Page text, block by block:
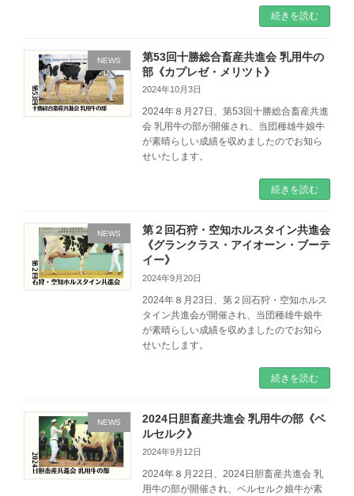
続きを読む
NEWS
第53回十勝総合畜産共進会 乳用牛の
部《カプレゼ・メリツト》
2024年10月3日
2024年８月27日、第53回十勝総合畜産共進
会 乳用牛の部が開催され、当団種雄牛娘牛
が素晴らしい成績を収めましたのでお知ら
せいたします。
続きを読む
NEWS
第２回石狩・空知ホルスタイン共進会
《グランクラス・アイオーン・ブーテ
イー》
2024年9月20日
2024年８月23日、第２回石狩・空知ホルス
タイン共進会が開催され、当団種雄牛娘牛
が素晴らしい成績を収めましたのでお知ら
せいたします。
続きを読む
NEWS
2024日胆畜産共進会 乳用牛の部《ベ
ルセルク》
2024年9月12日
2024年８月22日、2024日胆畜産共進会 乳
用牛の部が開催され、ベルセルク娘牛が素